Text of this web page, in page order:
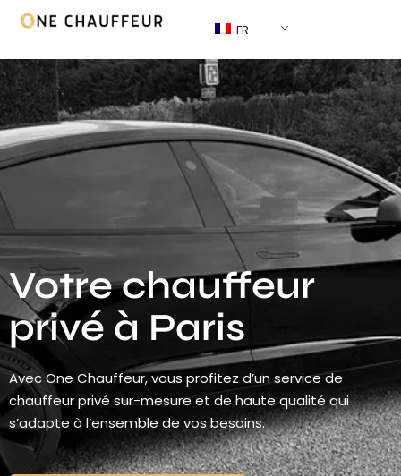
FR
Votre chauffeur
privé à Paris
Avec One Chauffeur, vous profitez d’un service de
chauffeur privé sur-mesure et de haute qualité qui
s’adapte à l’ensemble de vos besoins.